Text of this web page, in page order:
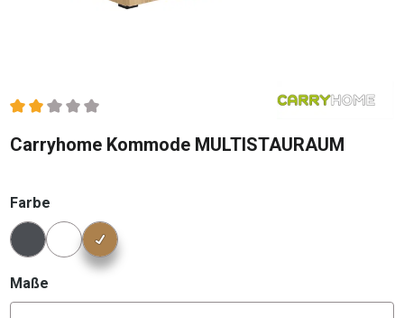
Durchschnittliche Bewertung von 2 von 5 Sternen
Carryhome Kommode MULTISTAURAUM
Farbe
Konfigurator Farbe
Maße